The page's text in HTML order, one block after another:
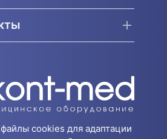
cookies для адаптации